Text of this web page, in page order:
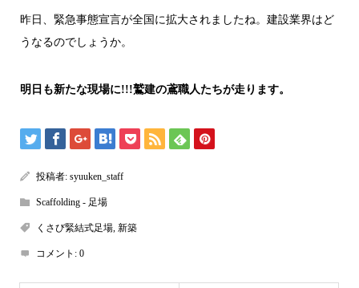
昨日、緊急事態宣言が全国に拡大されましたね。建設業界はど
うなるのでしょうか。
明日も新たな現場に!!!鷲建の鳶職人たちが走ります。
投稿者: syuuken_staff
Scaffolding - 足場
くさび緊結式足場, 新築
コメント: 0